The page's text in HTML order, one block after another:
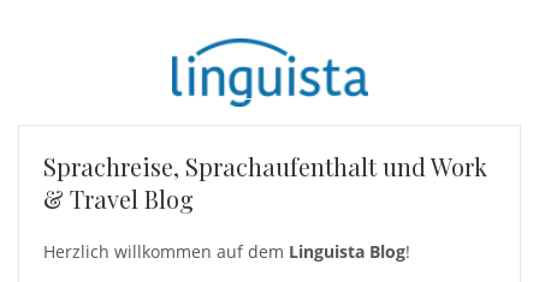
Sprachreise, Sprachaufenthalt und Work
& Travel Blog
Herzlich willkommen auf dem Linguista Blog!